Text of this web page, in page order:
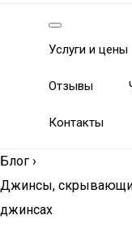
Услуги и цены
Отзывы
Контакты
Блог ›
Джинсы,
джинсах